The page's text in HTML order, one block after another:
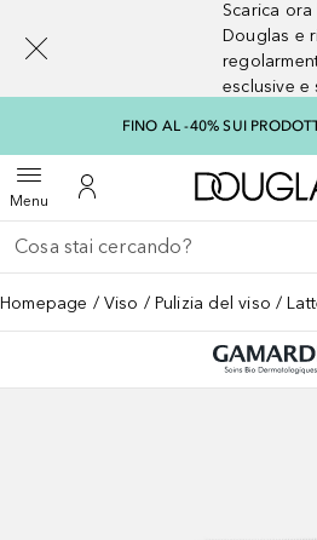
Scarica
Douglas e
esclusive e
FINO AL -40% SUI
MenuApri menuAl Mio Account
Torna indietro
Esegui ricerca
Homepage Viso Pulizia del viso
[navigation.slideout.screenreader]